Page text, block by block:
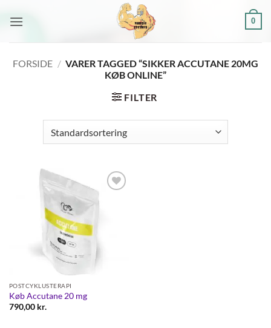
0
FORSIDE / VARER TAGGED “SIKKER ACCUTANE 20MG
KØB ONLINE”
FILTER
POSTCYKLUSTERAPI
Køb Accutane 20 mg
790,00 kr.